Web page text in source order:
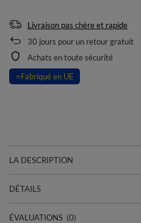
Livraison pas chère et rapide
30 jours pour un retour gratuit
Achats en toute sécurité
⭐Fabriqué en UE
LA DESCRIPTION
DÉTAILS
ÉVALUATIONS (0)